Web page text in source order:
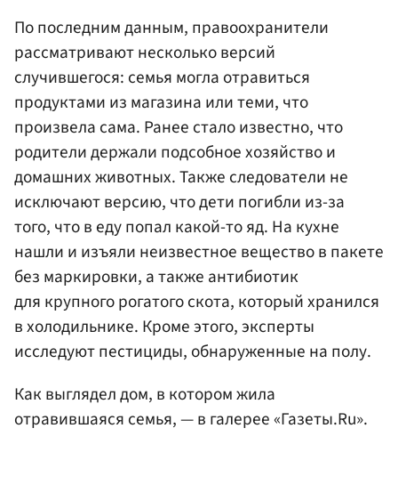
По последним данным, правоохранители
рассматривают несколько версий
случившегося: семья могла отравиться
продуктами из магазина или теми, что
произвела сама. Ранее стало известно, что
родители держали подсобное хозяйство и
домашних животных. Также следователи не
исключают версию, что дети погибли из-за
того, что в еду попал какой-то яд. На кухне
нашли и изъяли неизвестное вещество в пакете
без маркировки, а также антибиотик
для крупного рогатого скота, который хранился
в холодильнике. Кроме этого, эксперты
исследуют пестициды, обнаруженные на полу.
Как выглядел дом, в котором жила
отравившаяся семья, — в галерее «Газеты.Ru».